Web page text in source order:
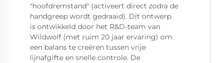
"hoofdremstand" (activeert direct zodra de
handgreep wordt gedraaid). Dit ontwerp
is ontwikkeld door het R&D-team van
Wildwolf (met ruim 20 jaar ervaring) om
een balans te creëren tussen vrije
lijnafgifte en snelle controle. De